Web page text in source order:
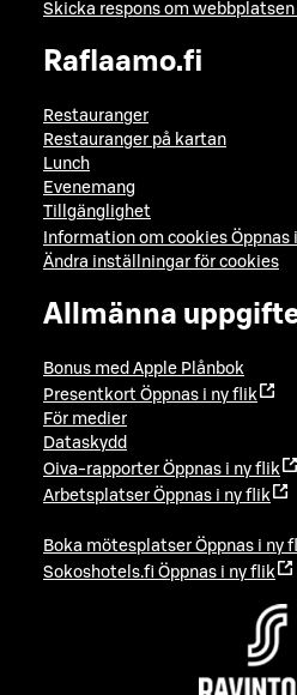
Skicka respons om webbplatsen
Raflaamo.fi
Restauranger
Restauranger på kartan
Lunch
Evenemang
Tillgänglighet
Information om cookies Öppnas
Ändra inställningar för cookies
Allmänna
Bonus med Apple Plånbok
Presentkort Öppnas i ny flik
För medier
Dataskydd
Oiva-rapporter Öppnas i ny flik
Arbetsplatser Öppnas i ny flik
Boka mötesplatser Öppnas i ny
Sokoshotels.fi Öppnas i ny flik